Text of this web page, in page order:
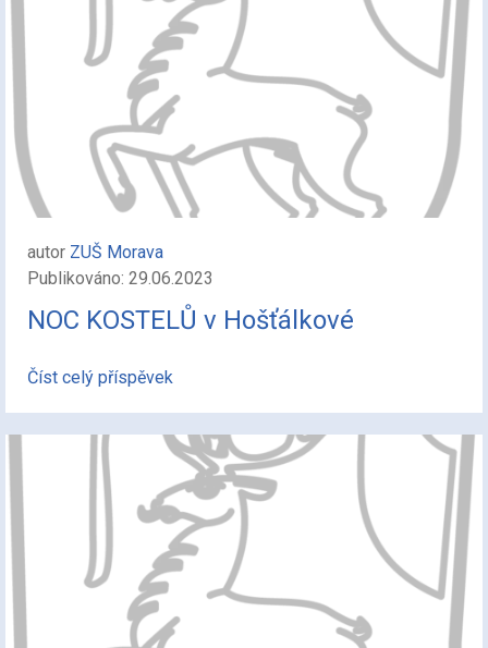
autor ZUŠ Morava
Publikováno: 29.06.2023
NOC KOSTELŮ v Hošťálkové
Číst celý příspěvek